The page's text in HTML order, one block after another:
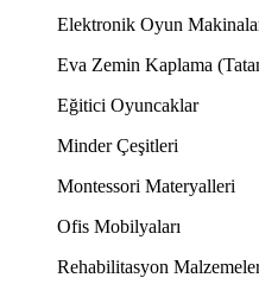
Elektronik Oyun
Eva Zemin Kaplama
Eğitici Oyuncaklar
Minder Çeşitleri
Montessori Materyalleri
Ofis Mobilyaları
Rehabilitasyon